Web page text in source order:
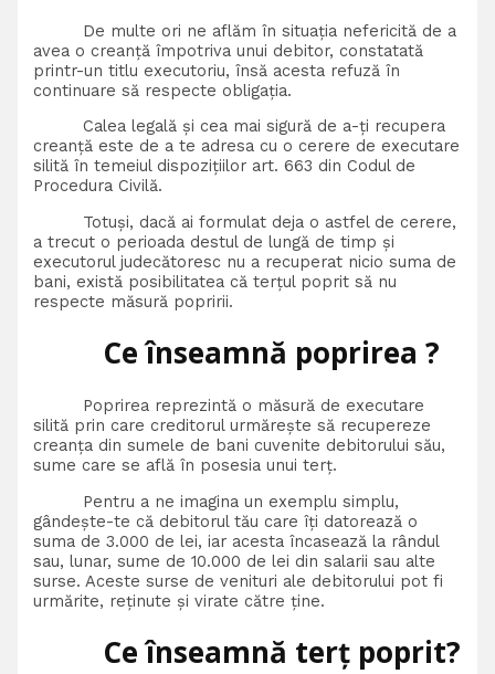
De multe ori ne aflăm în situația nefericită de a
avea o creanță împotriva unui debitor, constatată
printr-un titlu executoriu, însă acesta refuză în
continuare să respecte obligația.
Calea legală și cea mai sigură de a-ți recupera
creanță este de a te adresa cu o cerere de executare
silită în temeiul dispozițiilor art. 663 din Codul de
Procedura Civilă.
Totuși, dacă ai formulat deja o astfel de cerere,
a trecut o perioada destul de lungă de timp și
executorul judecătoresc nu a recuperat nicio suma de
bani, există posibilitatea că terțul poprit să nu
respecte măsură popririi.
Ce înseamnă poprirea ?
Poprirea reprezintă o măsură de executare
silită prin care creditorul urmărește să recupereze
creanța din sumele de bani cuvenite debitorului său,
sume care se află în posesia unui terț.
Pentru a ne imagina un exemplu simplu,
gândește-te că debitorul tău care îți datorează o
suma de 3.000 de lei, iar acesta încasează la rândul
sau, lunar, sume de 10.000 de lei din salarii sau alte
surse. Aceste surse de venituri ale debitorului pot fi
urmărite, reținute și virate către ține.
Ce înseamnă terț poprit?